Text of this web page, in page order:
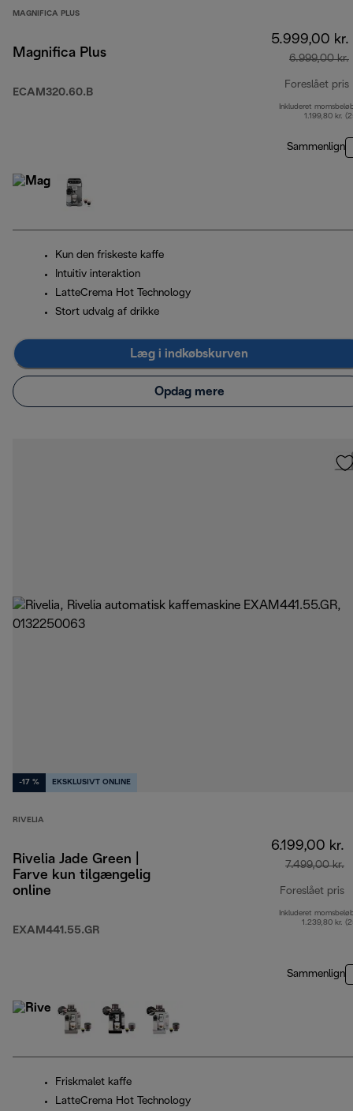
MAGNIFICA PLUS
Magnifica Plus
ECAM320.60.B
5.999,00 kr.
6.999,00 kr.
Foreslået pris
Inkluderet
1.199,80 kr.
Sammenlign
Kun den friskeste kaffe
Intuitiv interaktion
LatteCrema Hot Technology
Stort udvalg af drikke
Læg i indkøbskurven
Opdag mere
-17 % EKSKLUSIVT ONLINE
RIVELIA
Rivelia Jade Green |
Farve kun tilgængelig
online
EXAM441.55.GR
6.199,00 kr.
7.499,00 kr.
Foreslået pris
Inkluderet
1.239,80 kr.
Sammenlign
Friskmalet kaffe
LatteCrema Hot Technology